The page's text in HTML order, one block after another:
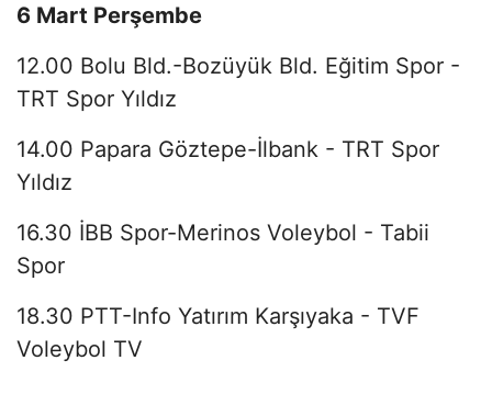
6 Mart Perşembe
12.00 Bolu Bld.-Bozüyük Bld. Eğitim Spor -
TRT Spor Yıldız
14.00 Papara Göztepe-İlbank - TRT Spor
Yıldız
16.30 İBB Spor-Merinos Voleybol - Tabii
Spor
18.30 PTT-Info Yatırım Karşıyaka - TVF
Voleybol TV